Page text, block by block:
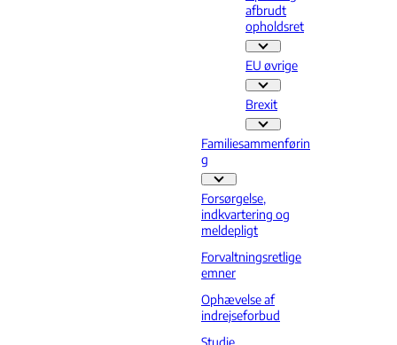
afbrudt
opholdsret
Ophør og afbrudt
EU øvrige
EU øvrige - Flere links
Brexit
Brexit - Flere links
Familiesammenførin
g
Familiesammenføring - Flere links
Forsørgelse,
indkvartering og
meldepligt
Forvaltningsretlige
emner
Ophævelse af
indrejseforbud
Studie